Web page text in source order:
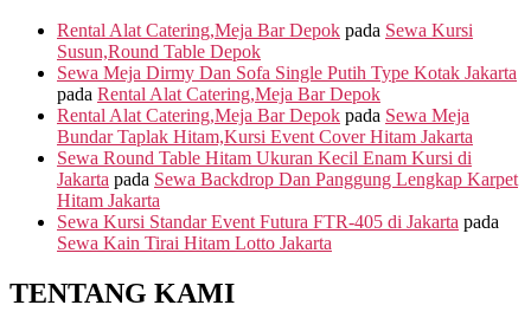
Rental Alat Catering,Meja Bar Depok pada Sewa Kursi
Susun,Round Table Depok
Sewa Meja Dirmy Dan Sofa Single Putih Type Kotak Jakarta
pada Rental Alat Catering,Meja Bar Depok
Rental Alat Catering,Meja Bar Depok pada Sewa Meja
Bundar Taplak Hitam,Kursi Event Cover Hitam Jakarta
Sewa Round Table Hitam Ukuran Kecil Enam Kursi di
Jakarta pada Sewa Backdrop Dan Panggung Lengkap Karpet
Hitam Jakarta
Sewa Kursi Standar Event Futura FTR-405 di Jakarta pada
Sewa Kain Tirai Hitam Lotto Jakarta
TENTANG KAMI